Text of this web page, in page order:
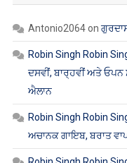
ਵਿਰੁੱਧ ਪੰਜਾਬ ਸਕੂਲ
Robin Singh Robin
ਵਿੱਚ ਬਦਲੀਆਂ ਦਾ ਸਖ਼ਤ
ARCHIVES
ਅਗਸਤ 2026